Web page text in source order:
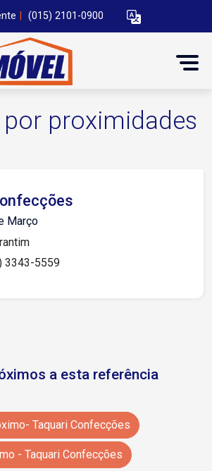
(015) 2101-0900
proximidades
Março
3343-5559
a esta referência
Taquari Confecções
- Taquari Confecções